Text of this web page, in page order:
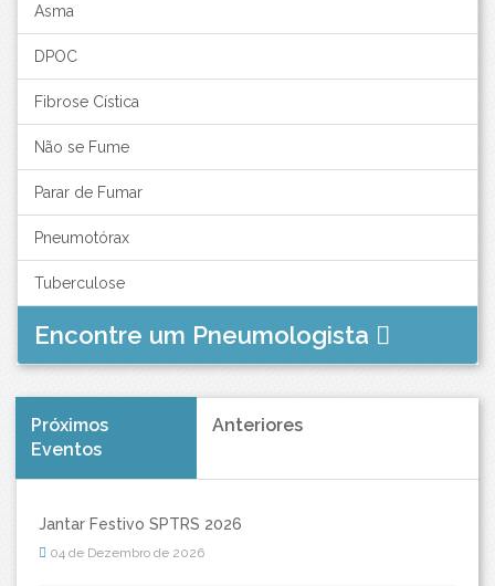
Asma
DPOC
Fibrose Cística
Não se Fume
Parar de Fumar
Pneumotórax
Tuberculose
Encontre um Pneumologista
Próximos
Eventos
Anteriores
Jantar Festivo SPTRS 2026
04 de Dezembro de 2026